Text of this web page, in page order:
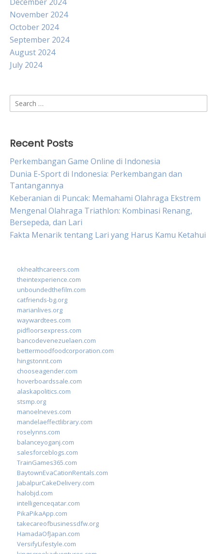
November 2024
October 2024
September 2024
August 2024
July 2024
Search
for:
Recent Posts
Perkembangan Game Online di Indonesia
Dunia E-Sport di Indonesia: Perkembangan dan
Tantangannya
Keberanian di Puncak: Memahami Olahraga Ekstrem
Mengenal Olahraga Triathlon: Kombinasi Renang,
Bersepeda, dan Lari
Fakta Menarik tentang Lari yang Harus Kamu Ketahui
okhealthcareers.com
theintexperience.com
unboundedthefilm.com
catfriends-bg.org
marianlives.org
waywardtees.com
pidfloorsexpress.com
bancodevenezuelaen.com
bettermoodfoodcorporation.com
hingstonnt.com
chooseagender.com
hoverboardssale.com
alaskapolitics.com
stsmp.org
manoelneves.com
mandelaeffectlibrary.com
roselynns.com
balanceyoganj.com
salesforceblogs.com
TrainGames365.com
BaytownEvaCationRentals.com
JabalpurCakeDelivery.com
halobjd.com
intelligenceqatar.com
PikaPikaApp.com
takecareofbusinessdfw.org
HamadaOfJapan.com
VersifyLifestyle.com